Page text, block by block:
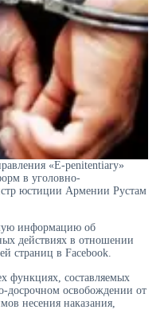
«E-penitentiary»
в уголовно-
юстиции Армении Рустам
информацию об
действиях в отношении
страниц в Facebook.
функциях, составляемых
досрочном освобождении от
несения наказания,